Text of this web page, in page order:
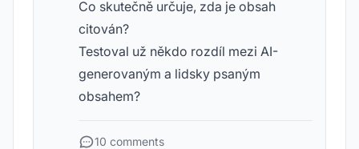
Co skutečně určuje, zda je obsah
citován?
Testoval už někdo rozdíl mezi AI-
generovaným a lidsky psaným
obsahem?
10 comments